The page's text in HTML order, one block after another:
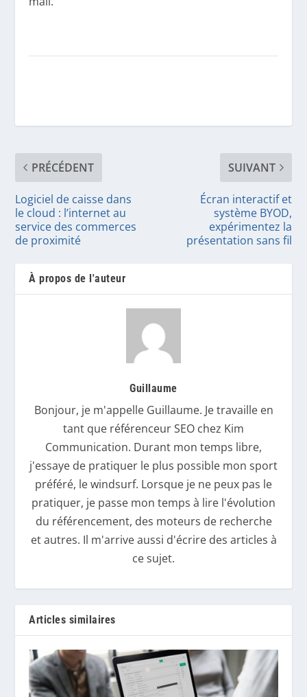
PRÉCÉDENT
Logiciel de caisse dans
le cloud : l’internet au
service des commerces
de proximité
SUIVANT
Écran interactif et
système BYOD,
expérimentez la
présentation sans fil
À propos de l'auteur
Guillaume
Bonjour, je m'appelle Guillaume. Je travaille en
tant que référenceur SEO chez Kim
Communication. Durant mon temps libre,
j'essaye de pratiquer le plus possible mon sport
préféré, le windsurf. Lorsque je ne peux pas le
pratiquer, je passe mon temps à lire l'évolution
du référencement, des moteurs de recherche
et autres. Il m'arrive aussi d'écrire des articles à
ce sujet.
Articles similaires